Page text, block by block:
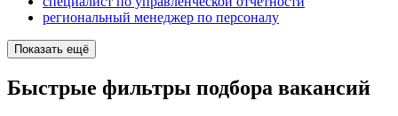
региональный менеджер по персоналу
Показать ещё
Быстрые фильтры подбора вакансий